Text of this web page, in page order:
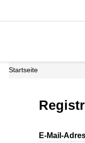
Startseite
E-Mail-